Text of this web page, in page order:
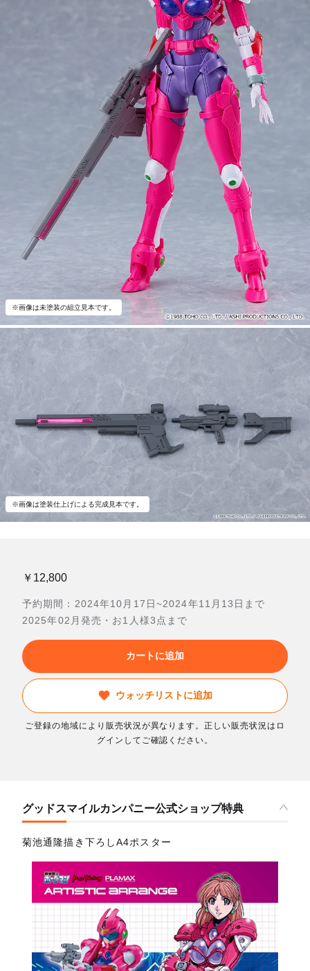
※画像は未塗装の組立見本です。
※画像は塗装仕上げによる完成見本です。
￥12,800
予約期間：2024年10月17日~2024年11月13日まで
2025年02月発売・お1人様3点まで
カートに追加
ウォッチリストに追加
ご登録の地域により販売状況が異なります。正しい販売状況はロ
グインしてご確認ください。
グッドスマイルカンパニー公式ショップ特典
菊池通隆描き下ろしA4ポスター